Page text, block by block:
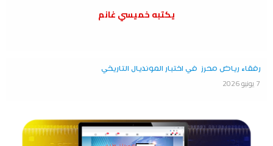
يكتبه خميسي غانم
رفقاء رياض محرز في اختبار المونديال التاريخي
7 يونيو 2026